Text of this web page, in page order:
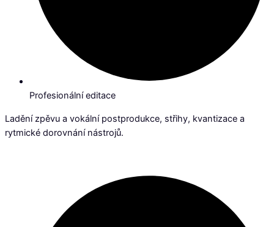
Profesionální editace
Ladění zpěvu a vokální postprodukce, střihy, kvantizace a
rytmické dorovnání nástrojů.